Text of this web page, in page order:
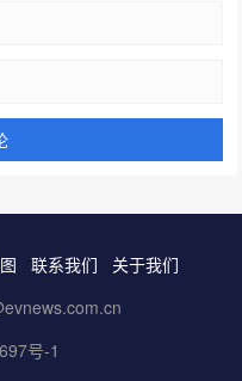
联系我们
关于我们
号-1